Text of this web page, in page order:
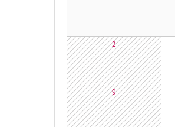
2
9